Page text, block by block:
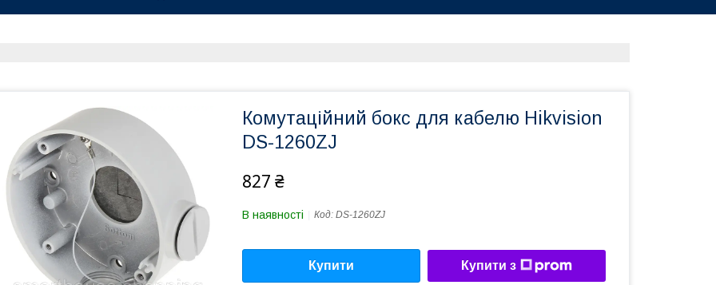
Комутаційний бокс для кабелю Hikvision
DS-1260ZJ
827 ₴
В наявності Код: DS-1260ZJ
Купити Купити з